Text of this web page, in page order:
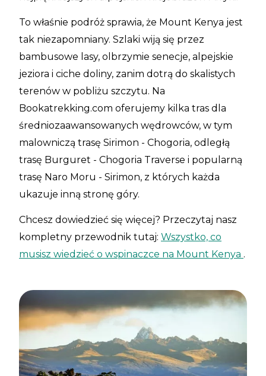
To właśnie podróż sprawia, że Mount Kenya jest
tak niezapomniany. Szlaki wiją się przez
bambusowe lasy, olbrzymie senecje, alpejskie
jeziora i ciche doliny, zanim dotrą do skalistych
terenów w pobliżu szczytu. Na
Bookatrekking.com oferujemy kilka tras dla
średniozaawansowanych wędrowców, w tym
malowniczą trasę Sirimon - Chogoria, odległą
trasę Burguret - Chogoria Traverse i popularną
trasę Naro Moru - Sirimon, z których każda
ukazuje inną stronę góry.
Chcesz dowiedzieć się więcej? Przeczytaj nasz
kompletny przewodnik tutaj: Wszystko, co
musisz wiedzieć o wspinaczce na Mount Kenya .